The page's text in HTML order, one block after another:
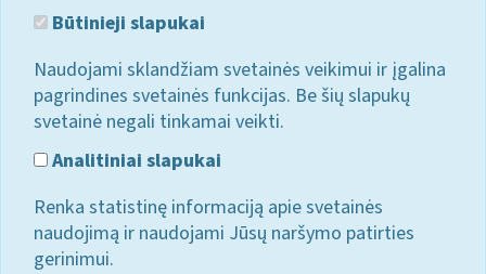
Būtinieji slapukai
Naudojami sklandžiam svetainės veikimui ir įgalina
pagrindines svetainės funkcijas. Be šių slapukų
svetainė negali tinkamai veikti.
Analitiniai slapukai
Renka statistinę informaciją apie svetainės
naudojimą ir naudojami Jūsų naršymo patirties
gerinimui.